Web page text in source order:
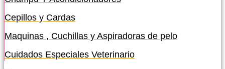
Cepillos y Cardas
Maquinas , Cuchillas y Aspiradoras de pelo
Cuidados Especiales Veterinario